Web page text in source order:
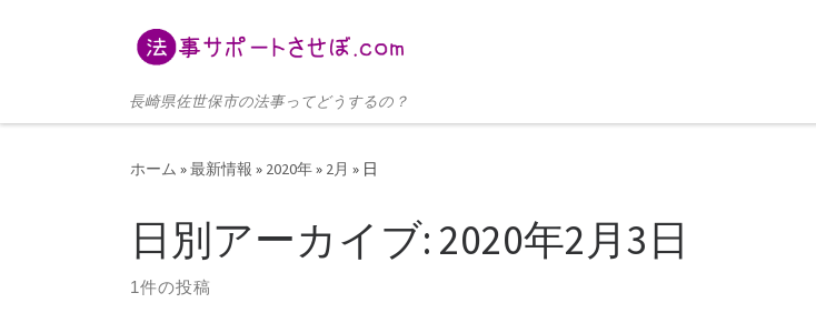
コンテンツへスキップ
長崎県佐世保市の法事ってどうするの？
ホーム »最新情報 » 2020年» 2月 » 日
日別アーカイブ: 2020年2月3日
1件の投稿